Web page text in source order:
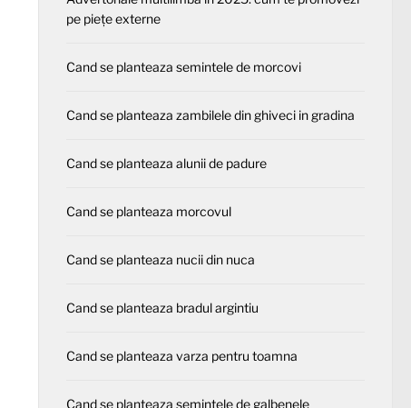
pe piețe externe
Cand se planteaza semintele de morcovi
Cand se planteaza zambilele din ghiveci in gradina
Cand se planteaza alunii de padure
Cand se planteaza morcovul
Cand se planteaza nucii din nuca
Cand se planteaza bradul argintiu
Cand se planteaza varza pentru toamna
Cand se planteaza semintele de galbenele